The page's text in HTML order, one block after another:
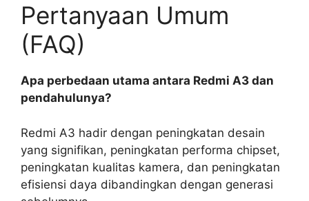
Pertanyaan Umum
(FAQ)
Apa perbedaan utama antara Redmi A3 dan
pendahulunya?
Redmi A3 hadir dengan peningkatan desain
yang signifikan, peningkatan performa chipset,
peningkatan kualitas kamera, dan peningkatan
efisiensi daya dibandingkan dengan generasi